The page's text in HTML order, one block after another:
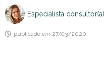
Especialista
publicado em 27/03/2020